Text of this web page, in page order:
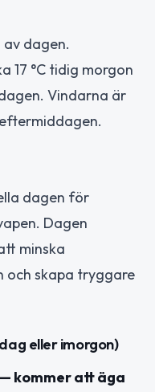
dagen.
17 °C tidig morgon
Vindarna är
dagen för
Dagen
minska
och skapa tryggare
eller imorgon)
kommer att äga